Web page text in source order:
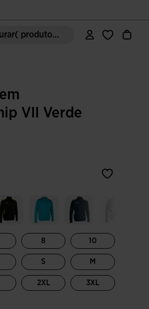
Procurar( produto, moda, área, etc)
VII Verde
8 10
S M
2XL 3XL